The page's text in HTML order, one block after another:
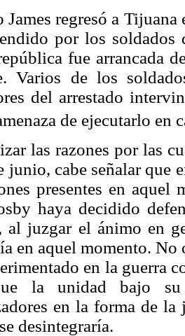
James regresó a
por los
fue arrancada
Varios de los
del arrestado
de ejecutarlo en
las razones por las
junio, cabe señalar que
presentes en aquel
haya decidido
al juzgar el ánimo en
en aquel momento.
en la guerra
la unidad bajo su
en la forma de
desintegraría.